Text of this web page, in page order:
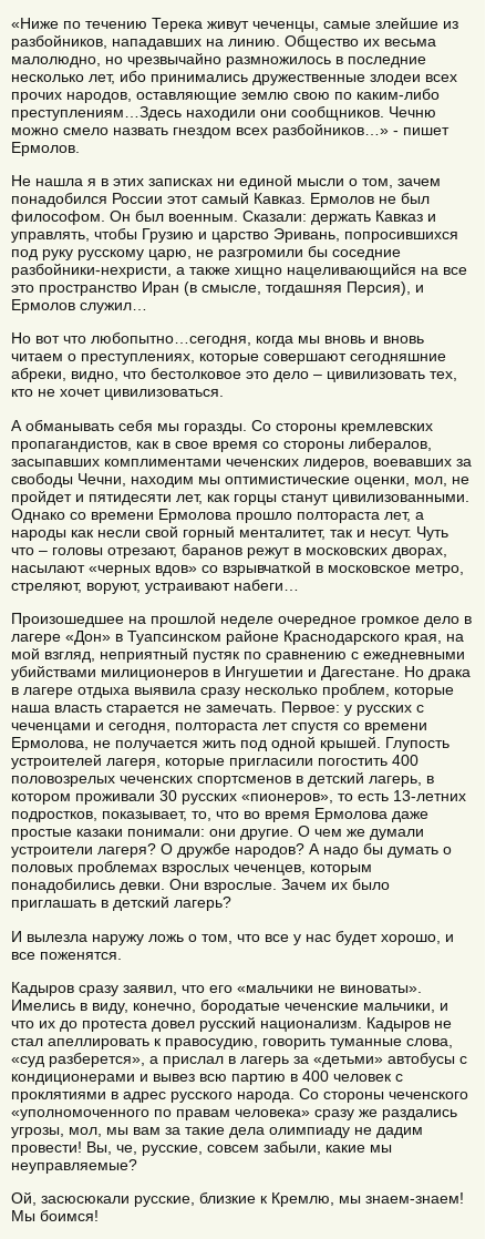
«Ниже по течению Терека живут чеченцы, самые злейшие из
разбойников, нападавших на линию. Общество их весьма
малолюдно, но чрезвычайно размножилось в последние
несколько лет, ибо принимались дружественные злодеи всех
прочих народов, оставляющие землю свою по каким-либо
преступлениям…Здесь находили они сообщников. Чечню
можно смело назвать гнездом всех разбойников…» - пишет
Ермолов.
Не нашла я в этих записках ни единой мысли о том, зачем
понадобился России этот самый Кавказ. Ермолов не был
философом. Он был военным. Сказали: держать Кавказ и
управлять, чтобы Грузию и царство Эривань, попросившихся
под руку русскому царю, не разгромили бы соседние
разбойники-нехристи, а также хищно нацеливающийся на все
это пространство Иран (в смысле, тогдашняя Персия), и
Ермолов служил…
Но вот что любопытно…сегодня, когда мы вновь и вновь
читаем о преступлениях, которые совершают сегодняшние
абреки, видно, что бестолковое это дело – цивилизовать тех,
кто не хочет цивилизоваться.
А обманывать себя мы горазды. Со стороны кремлевских
пропагандистов, как в свое время со стороны либералов,
засыпавших комплиментами чеченских лидеров, воевавших за
свободы Чечни, находим мы оптимистические оценки, мол, не
пройдет и пятидесяти лет, как горцы станут цивилизованными.
Однако со времени Ермолова прошло полтораста лет, а
народы как несли свой горный менталитет, так и несут. Чуть
что – головы отрезают, баранов режут в московских дворах,
насылают «черных вдов» со взрывчаткой в московское метро,
стреляют, воруют, устраивают набеги…
Произошедшее на прошлой неделе очередное громкое дело в
лагере «Дон» в Туапсинском районе Краснодарского края, на
мой взгляд, неприятный пустяк по сравнению с ежедневными
убийствами милиционеров в Ингушетии и Дагестане. Но драка
в лагере отдыха выявила сразу несколько проблем, которые
наша власть старается не замечать. Первое: у русских с
чеченцами и сегодня, полтораста лет спустя со времени
Ермолова, не получается жить под одной крышей. Глупость
устроителей лагеря, которые пригласили погостить 400
половозрелых чеченских спортсменов в детский лагерь, в
котором проживали 30 русских «пионеров», то есть 13-летних
подростков, показывает, то, что во время Ермолова даже
простые казаки понимали: они другие. О чем же думали
устроители лагеря? О дружбе народов? А надо бы думать о
половых проблемах взрослых чеченцев, которым
понадобились девки. Они взрослые. Зачем их было
приглашать в детский лагерь?
И вылезла наружу ложь о том, что все у нас будет хорошо, и
все поженятся.
Кадыров сразу заявил, что его «мальчики не виноваты».
Имелись в виду, конечно, бородатые чеченские мальчики, и
что их до протеста довел русский национализм. Кадыров не
стал апеллировать к правосудию, говорить туманные слова,
«суд разберется», а прислал в лагерь за «детьми» автобусы с
кондиционерами и вывез всю партию в 400 человек с
проклятиями в адрес русского народа. Со стороны чеченского
«уполномоченного по правам человека» сразу же раздались
угрозы, мол, мы вам за такие дела олимпиаду не дадим
провести! Вы, че, русские, совсем забыли, какие мы
неуправляемые?
Ой, засюсюкали русские, близкие к Кремлю, мы знаем-знаем!
Мы боимся!